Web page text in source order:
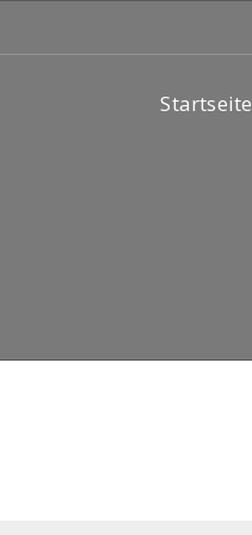
Startseite